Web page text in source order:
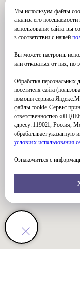
Мы используем файлы
анализа его
использование сайта, вы
в соответствии с нашей
Вы можете настроить
или отказаться от них, но
Обработка персональных
посетителя сайта
помощи сервиса
файлы cookie. Сервис
ответственностью
адресу: 119021, Россия,
обрабатывает указанную
условиях использования
Ознакомиться с